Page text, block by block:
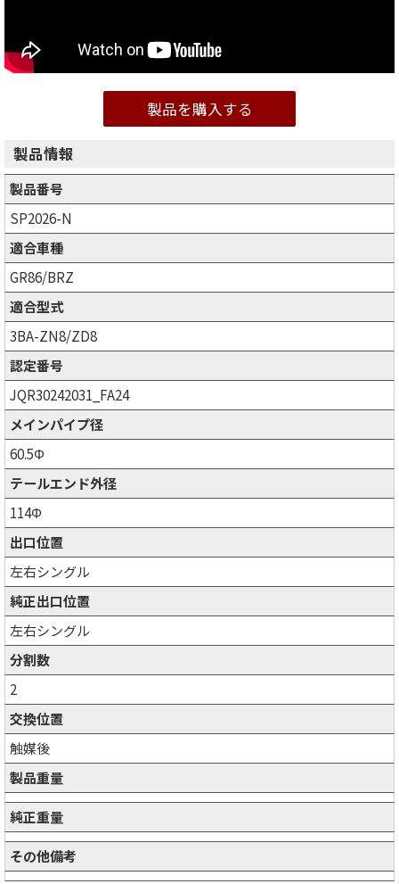
製品を購入する
製品情報
製品番号
SP2026-N
適合車種
GR86/BRZ
適合型式
3BA-ZN8/ZD8
認定番号
JQR30242031_FA24
メインパイプ径
60.5Φ
テールエンド外径
114Φ
出口位置
左右シングル
純正出口位置
左右シングル
分割数
2
交換位置
触媒後
製品重量
純正重量
その他備考